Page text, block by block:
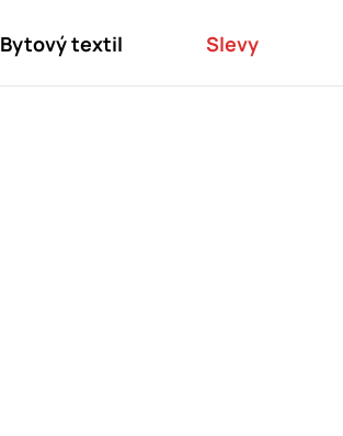
Bytový textil Slevy